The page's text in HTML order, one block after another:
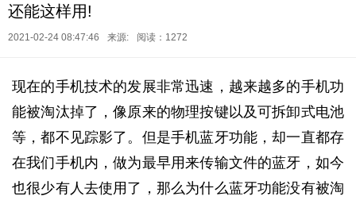
还能这样用!
2021-02-24 08:47:46 来源: 阅读：1272
现在的手机技术的发展非常迅速，越来越多的手机功
能被淘汰掉了，像原来的物理按键以及可拆卸式电池
等，都不见踪影了。但是手机蓝牙功能，却一直都存
在我们手机内，做为最早用来传输文件的蓝牙，如今
也很少有人去使用了，那么为什么蓝牙功能没有被淘